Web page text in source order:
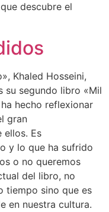
descubre el
Khaled Hosseini,
su segundo libro «Mil
hecho reflexionar
gran
ellos. Es
y lo que ha sufrido
o no queremos
del libro, no
tiempo sino que es
en nuestra cultura.